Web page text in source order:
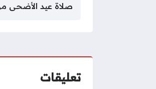
صلاة عيد الأضحى
تعليقات